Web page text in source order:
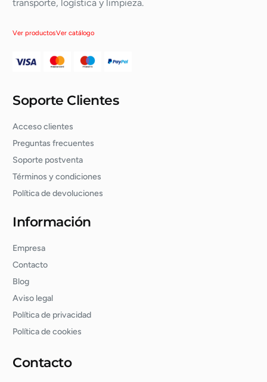
transporte, logística y limpieza.
Ver productosVer catálogo
Soporte Clientes
Acceso clientes
Preguntas frecuentes
Soporte postventa
Términos y condiciones
Política de devoluciones
Información
Empresa
Contacto
Blog
Aviso legal
Política de privacidad
Política de cookies
Contacto